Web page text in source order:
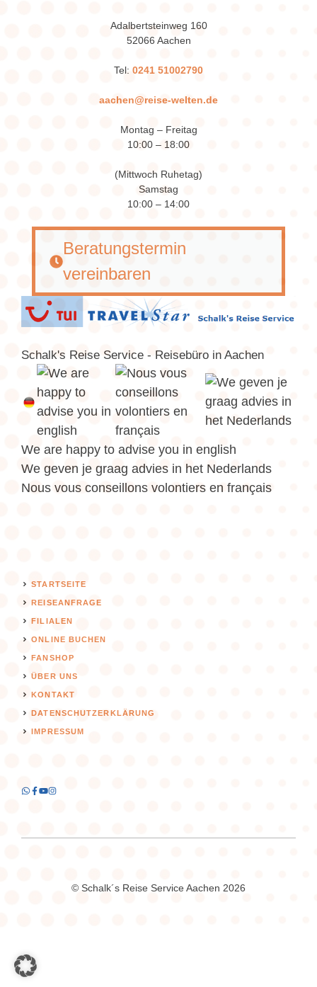
Adalbertsteinweg 160
52066 Aachen
Tel: 0241 51002790
aachen@reise-welten.de
Montag – Freitag
10:00 – 18:00
(Mittwoch Ruhetag)
Samstag
10:00 – 14:00
Beratungstermin
vereinbaren
Schalk's Reise Service - Reisebüro in Aachen
We are happy to advise you in english
We geven je graag advies in het Nederlands
Nous vous conseillons volontiers en français
STARTSEITE
REISEANFRAGE
FILIALEN
ONLINE BUCHEN
FANSHOP
ÜBER UNS
KONTAKT
DATENSCHUTZERKLÄRUNG
IMPRESSUM
© Schalk´s Reise Service Aachen 2026